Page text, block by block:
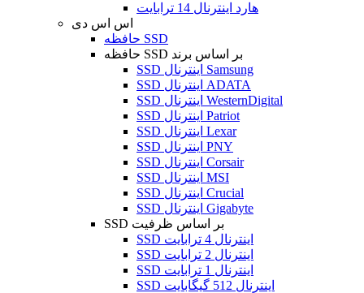
هارد اینترنال 14 ترابایت
اس اس دی
حافظه SSD
حافظه SSD بر اساس برند
SSD اینترنال Samsung
SSD اینترنال ADATA
SSD اینترنال WesternDigital
SSD اینترنال Patriot
SSD اینترنال Lexar
SSD اینترنال PNY
SSD اینترنال Corsair
SSD اینترنال MSI
SSD اینترنال Crucial
SSD اینترنال Gigabyte
SSD بر اساس ظرفیت
SSD اینترنال 4 ترابایت
SSD اینترنال 2 ترابایت
SSD اینترنال 1 ترابایت
SSD اینترنال 512 گیگابایت